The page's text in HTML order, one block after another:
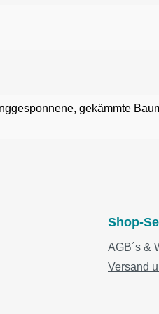
gekämmte
Shop-
AGB´s &
Versand